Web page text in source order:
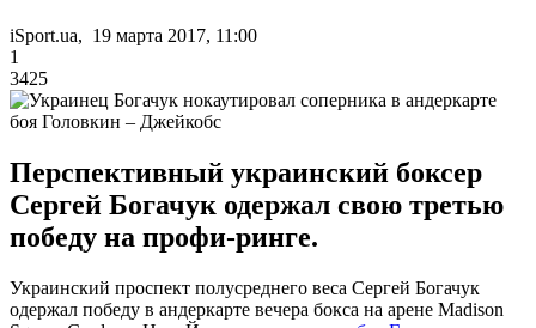
iSport.ua, 19 марта 2017, 11:00
1
3425
Перспективный украинский боксер
Сергей Богачук одержал свою третью
победу на профи-ринге.
Украинский проспект полусреднего веса Сергей Богачук
одержал победу в андеркарте вечера бокса на арене Madison